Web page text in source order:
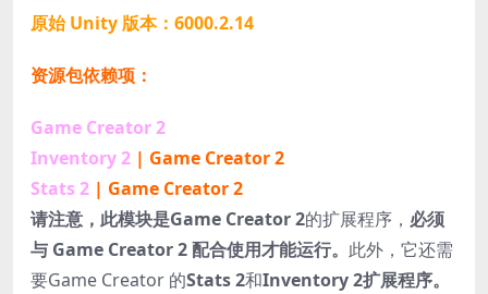
原始 Unity 版本：6000.2.14
资源包依赖项：
Game Creator 2
Inventory 2 | Game Creator 2
Stats 2 | Game Creator 2
请注意，此模块是Game Creator 2的扩展程序， 必须
与 Game Creator 2 配合使用才能运行。 此外，它还需
要Game Creator 的Stats 2和Inventory 2扩展程序。